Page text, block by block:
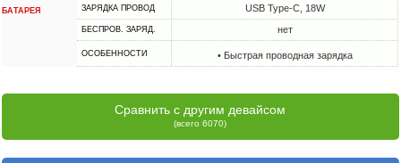
БАТАРЕЯ ЗАРЯДКА ПРОВОД USB Type-C, 18W
БЕСПРОВ. ЗАРЯД. нет
ОСОБЕННОСТИ • Быстрая проводная зарядка
Сравнить с другим девайсом
(всего 6070)